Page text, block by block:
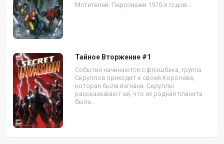
Мстителей. Персонажи 1970-х годов...
Тайное Вторжение #1
События начинаются с флэшбэка, группа
Скруллов приходит к своей Королеве,
которая была изгнана. Скруллы
рассказывают ей, что их родная планета
была...